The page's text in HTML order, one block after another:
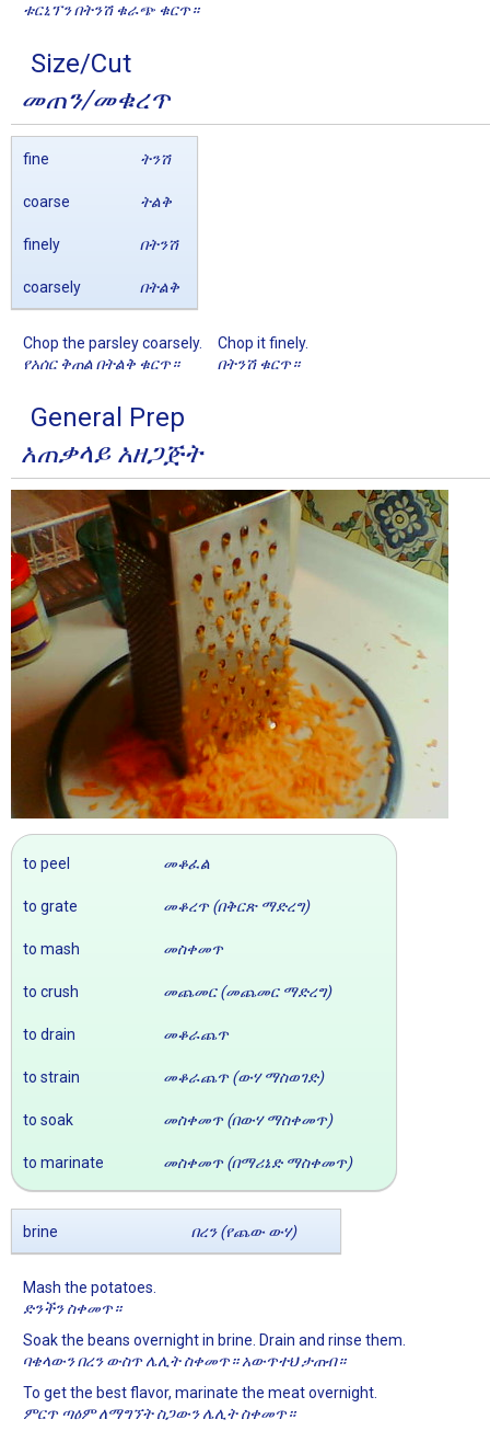
ቱርኒፕን በትንሽ ቁራጭ ቁርጥ።
Size/Cut
መጠን/መቁረጥ
fine ትንሽ
coarse ትልቅ
finely በትንሽ
coarsely በትልቅ
Chop the parsley coarsely.
የአሰር ቅጠል በትልቅ ቁርጥ።
Chop it finely.
በትንሽ ቁርጥ።
General Prep
አጠቃላይ አዘጋጅት
to peel መቆፈል
to grate መቆረጥ (በቅርጽ ማድረግ)
to mash መስቀመጥ
to crush መጨመር (መጨመር ማድረግ)
to drain መቆራጨጥ
to strain መቆራጨጥ (ውሃ ማስወገድ)
to soak መስቀመጥ (በውሃ ማስቀመጥ)
to marinate መስቀመጥ (በማሪኔድ ማስቀመጥ)
brine በረን (የጨው ውሃ)
Mash the potatoes.
ድንችን ስቀመጥ።
Soak the beans overnight in brine. Drain and rinse them.
ባቄላውን በረን ውስጥ ሌሊት ስቀመጥ። አውጥተህ ታጠብ።
To get the best flavor, marinate the meat overnight.
ምርጥ ጣዕም ለማግኘት ስጋውን ሌሊት ስቀመጥ።